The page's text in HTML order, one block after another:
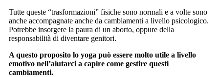
Tutte queste “trasformazioni” fisiche sono normali e a volte sono
anche accompagnate anche da cambiamenti a livello psicologico.
Potrebbe insorgere la paura di un aborto, oppure della
responsabilità di diventare genitori.
A questo proposito lo yoga può essere molto utile a livello
emotivo nell’aiutarci a capire come gestire questi
cambiamenti.